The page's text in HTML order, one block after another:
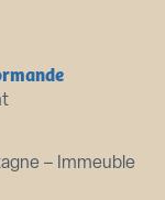
– Immeuble